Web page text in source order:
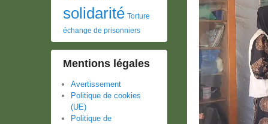
solidarité Torture
échange de prisonniers
Mentions légales
Avertissement
Politique de cookies
(UE)
Politique de